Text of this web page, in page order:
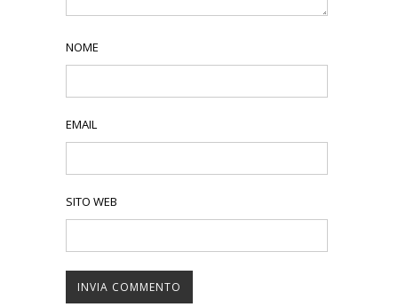
NOME
EMAIL
SITO WEB